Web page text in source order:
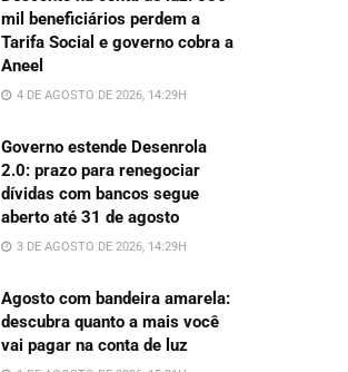
mil beneficiários perdem a
Tarifa Social e governo cobra a
Aneel
4 DE AGOSTO DE 2026, 14:29H
Governo estende Desenrola
2.0: prazo para renegociar
dívidas com bancos segue
aberto até 31 de agosto
3 DE AGOSTO DE 2026, 14:29H
Agosto com bandeira amarela:
descubra quanto a mais você
vai pagar na conta de luz